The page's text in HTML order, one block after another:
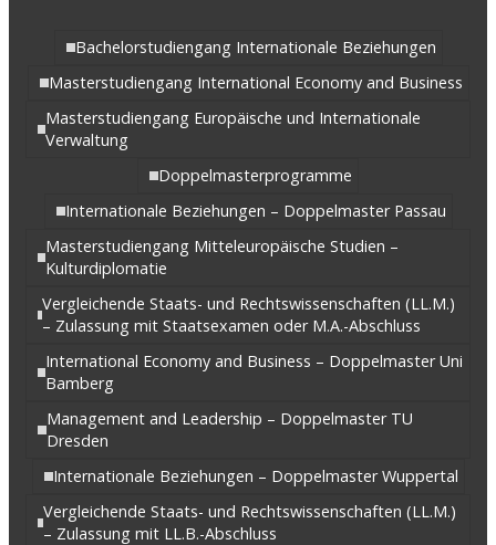
Bachelorstudiengang Internationale Beziehungen
Masterstudiengang International Economy and Business
Masterstudiengang Europäische und Internationale
Verwaltung
Doppelmasterprogramme
Internationale Beziehungen – Doppelmaster Passau
Masterstudiengang Mitteleuropäische Studien –
Kulturdiplomatie
Vergleichende Staats- und Rechtswissenschaften (LL.M.)
– Zulassung mit Staatsexamen oder M.A.-Abschluss
International Economy and Business – Doppelmaster Uni
Bamberg
Management and Leadership – Doppelmaster TU
Dresden
Internationale Beziehungen – Doppelmaster Wuppertal
Vergleichende Staats- und Rechtswissenschaften (LL.M.)
– Zulassung mit LL.B.-Abschluss